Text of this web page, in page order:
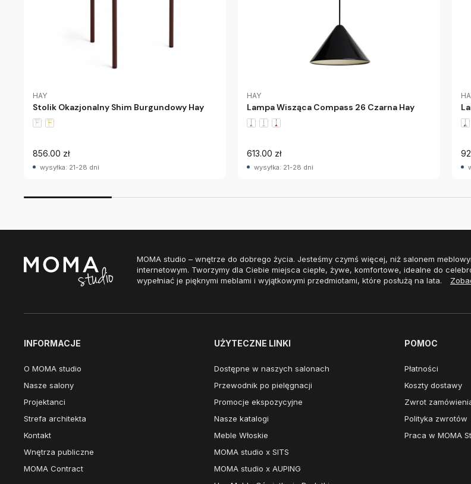
HAY
Stolik Okazjonalny Shim Burgundowy Hay
856.00 zł
wysyłka: 21-28 dni
HAY
Lampa Wisząca Compass 26 Czarna Hay
613.00 zł
wysyłka: 21-28 dni
MOMA studio – wnętrze do dobrego życia. Jesteśmy czymś więcej, niż salonem
internetowym. Tworzymy dla Ciebie miejsca ciepłe, żywe, komfortowe, idealne do
wypełniać je pięknymi meblami i wyjątkowymi przedmiotami, które posłużą na lata.
INFORMACJE
O MOMA studio
Nasze salony
Projektanci
Strefa architekta
Kontakt
Wnętrza publiczne
MOMA Contract
UŻYTECZNE LINKI
Dostępne w naszych salonach
Przewodnik po pielęgnacji
Promocje ekspozycyjne
Nasze katalogi
Meble Włoskie
MOMA studio x SITS
MOMA studio x AUPING
POMOC
Płatności
Koszty dostawy
Zwrot
Polityka zwrotów
Praca w MOMA